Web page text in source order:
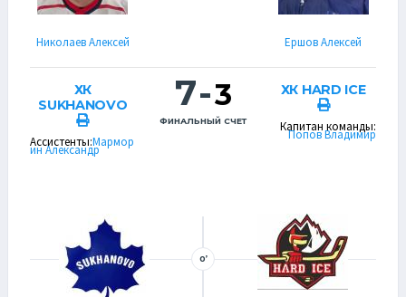
Николаев Алексей Ершов Алексей
ХК
SUKHANOVO
Ассистенты:Мармор
ин Александр
7-3
ФИНАЛЬНЫЙ СЧЕТ
ХК HARD ICE
Капитан команды:
Попов Владимир
0’